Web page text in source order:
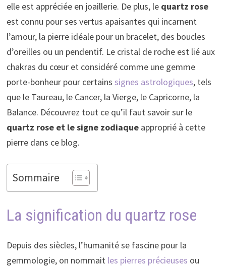
elle est appréciée en joaillerie. De plus, le quartz rose
est connu pour ses vertus apaisantes qui incarnent
l’amour, la pierre idéale pour un bracelet, des boucles
d’oreilles ou un pendentif. Le cristal de roche est lié aux
chakras du cœur et considéré comme une gemme
porte-bonheur pour certains signes astrologiques, tels
que le Taureau, le Cancer, la Vierge, le Capricorne, la
Balance. Découvrez tout ce qu’il faut savoir sur le
quartz rose et le signe zodiaque approprié à cette
pierre dans ce blog.
Sommaire
La signification du quartz rose
Depuis des siècles, l’humanité se fascine pour la
gemmologie, on nommait les pierres précieuses ou